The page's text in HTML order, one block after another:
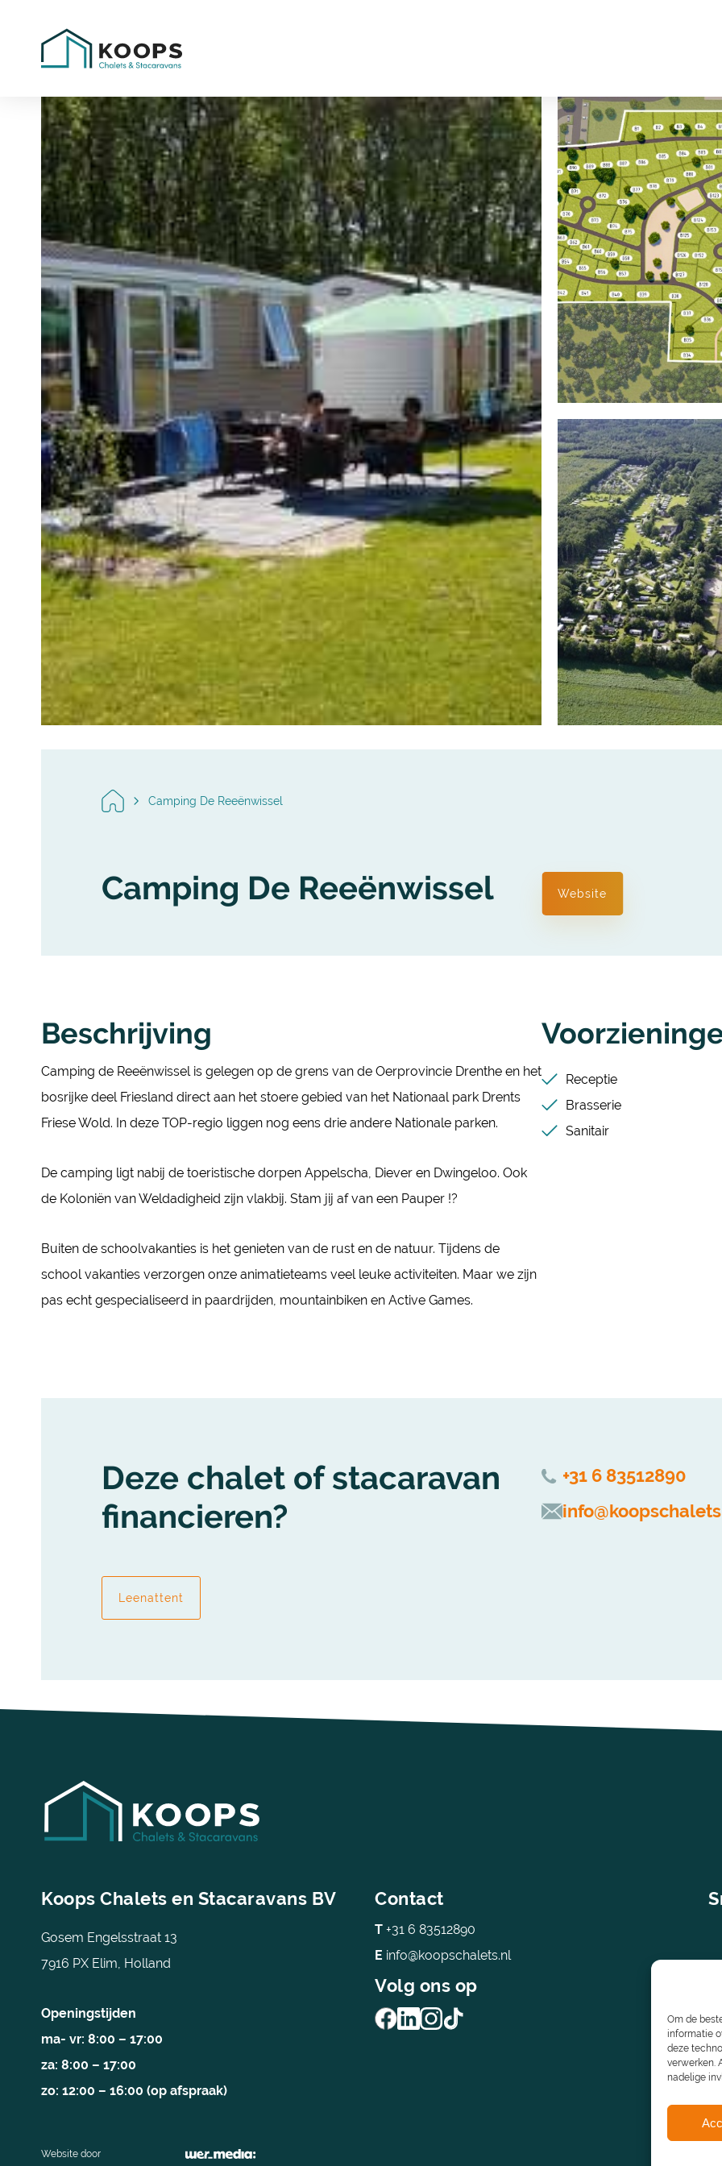
Om de
informatie
deze
verwerken.
nadelige
Camping De Reeënwissel
Camping De Reeënwissel Website
Beschrijving
Camping de Reeënwissel is gelegen op de grens van de Oerprovincie Drenthe en het
bosrijke deel Friesland direct aan het stoere gebied van het Nationaal park Drents
Friese Wold. In deze TOP-regio liggen nog eens drie andere Nationale parken.
De camping ligt nabij de toeristische dorpen Appelscha, Diever en Dwingeloo. Ook
de Koloniën van Weldadigheid zijn vlakbij. Stam jij af van een Pauper !?
Buiten de schoolvakanties is het genieten van de rust en de natuur. Tijdens de
school vakanties verzorgen onze animatieteams veel leuke activiteiten. Maar we zijn
pas echt gespecialiseerd in paardrijden, mountainbiken en Active Games.
Receptie
Brasserie
Sanitair
Deze chalet of stacaravan
financieren?
Leenattent
+31 6 83512890
Koops Chalets en Stacaravans BV
Gosem Engelsstraat 13
7916 PX Elim, Holland
Openingstijden
ma- vr: 8:00 – 17:00
za: 8:00 – 17:00
zo: 12:00 – 16:00 (op afspraak)
Contact
T +31 6 83512890
E info@koopschalets.nl
Volg ons op
Website door